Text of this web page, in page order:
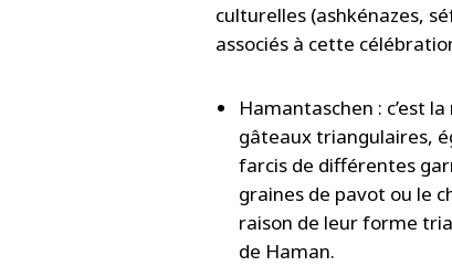
culturelles (ashkénazes,
associés à cette
Hamantaschen : c’est
gâteaux triangulaires,
farcis de différentes
graines de pavot ou le
raison de leur forme
de Haman.